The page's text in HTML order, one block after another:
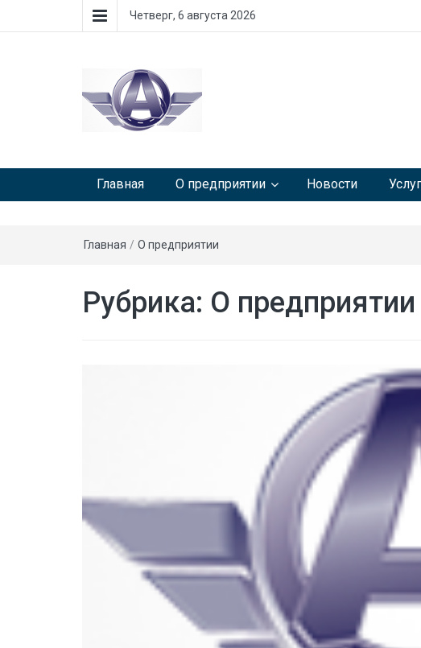
Четверг, 6 августа 2026
Главная О предприятии Новости
Главная / О предприятии
Рубрика: О предприятии